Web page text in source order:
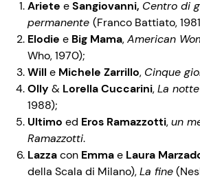
Ariete eSangiovanni, Centro di
permanente (Franco Battiato,
Elodie e Big Mama,American
Who, 1970);
Wille Michele Zarrillo, Cinque
Olly & Lorella Cuccarini,La
1988);
Ultimo ed Eros Ramazzotti,un
Ramazzotti.
Lazzacon Emmae Laura
della Scala di Milano),La fine